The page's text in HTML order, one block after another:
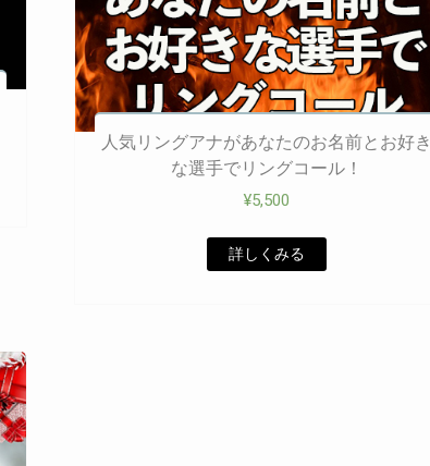
人気リングアナがあなたのお名前とお好き
な選手でリングコール！
¥5,500
詳しくみる